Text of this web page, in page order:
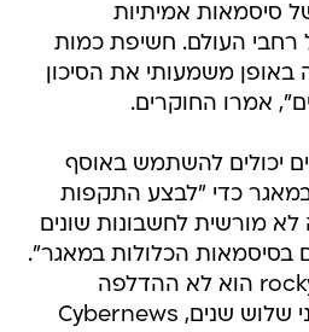
סיסמאות אמיתיות
העולם. חשיפת כמות
משמעותי את הסיכון
אמרו החוקרים.
יכולים להשתמש באוסף
כדי "לבצע התקפות
לא מורשית לחשבונות שונים
הכלולות במאגר".
למעשה, rockyou2024.txt הוא לא ההדלפה
הראשונה מסוג זה. לפני שלוש שנים, Cybernews